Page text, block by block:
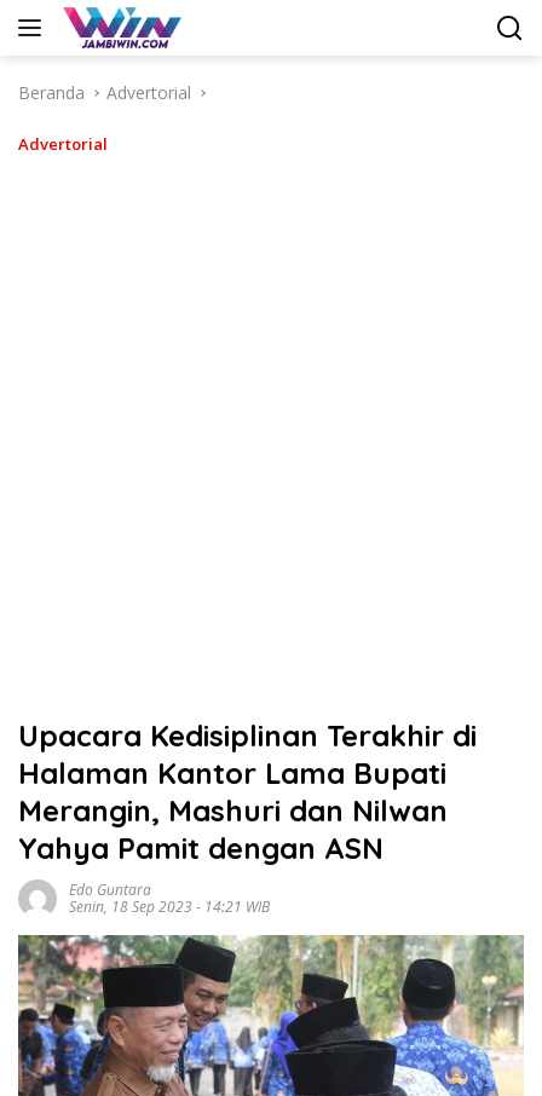
Langsung
Beranda
Advertorial
Advertorial
Upacara Kedisiplinan Terakhir di
Halaman Kantor Lama Bupati
Merangin, Mashuri dan Nilwan
Yahya Pamit dengan ASN
Edo Guntara
Senin, 18 Sep 2023 - 14:21 WIB